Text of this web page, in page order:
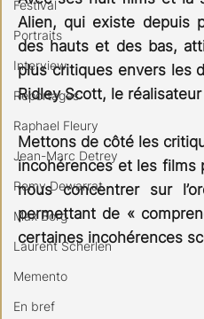
Festival
Portraits
Interview
Reportages
Raphael Fleury
Jean-Marc Detrey
Remy Dewarrat
Max Borg
Laurent Scherlen
Memento
En bref
Alien, qui existe depuis
des hauts et des bas,
plus critiques envers les
Ridley Scott, le
Mettons de côté les
incohérences et les films
nous concentrer sur
permettant de «
certaines incohérences